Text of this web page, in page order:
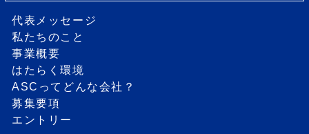
代表メッセージ
私たちのこと
事業概要
はたらく環境
ASCってどんな会社？
募集要項
エントリー